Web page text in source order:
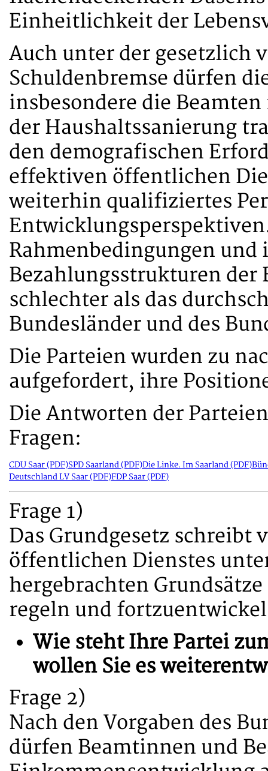
Einheitlichkeit der
Auch unter der gesetzlich
Schuldenbremse dürfen
insbesondere die
der Haushaltssanierung
den demografischen
effektiven öffentlichen
weiterhin qualifiziertes
Rahmenbedingungen und
Bezahlungsstrukturen der
schlechter als das
Bundesländer und des
Die Parteien wurden zu
aufgefordert, ihre
Die Antworten der
Fragen:
CDU Saar (PDF)SPD Saarland (PDF)Die Linke. Im Saarland (PDF)
Deutschland LV Saar (PDF)FDP Saar (PDF)
Frage 1)
Das Grundgesetz schreibt
öffentlichen Dienstes
hergebrachten
regeln und
Wie steht Ihre Partei
wollen Sie es
Frage 2)
Nach den Vorgaben des
dürfen Beamtinnen und